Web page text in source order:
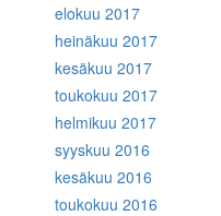
elokuu 2017
heinäkuu 2017
kesäkuu 2017
toukokuu 2017
helmikuu 2017
syyskuu 2016
kesäkuu 2016
toukokuu 2016